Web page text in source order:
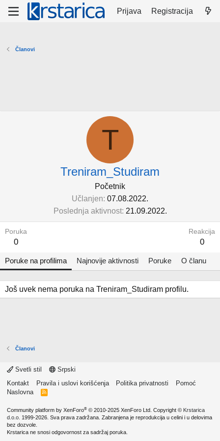
Prijava Registracija
Članovi
T
Treniram_Studiram
Početnik
Učlanjen 07.08.2022.
Poslednja aktivnost 21.09.2022.
Poruka
0
Reakcija
0
Poruke na profilima Najnovije aktivnosti Poruke O članu
Još uvek nema poruka na Treniram_Studiram profilu.
Članovi
Svetli stil
Srpski
Kontakt
Pravila i uslovi korišćenja Politika privatnosti
Pomoć
Naslovna
R
Community platform by XenForo® © 2010-2025 XenForo Ltd. Copyright © Krstarica
d.o.o. 1999-2026. Sva prava zadržana. Zabranjena je reprodukcija u celini i u delovima
bez dozvole.
Krstarica ne snosi odgovornost za sadržaj poruka.